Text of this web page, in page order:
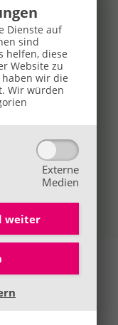
Dienste auf
sind
helfen, diese
Website zu
wir die
Wir würden
Externe
Medien
weiter
Gutscheine,
Mail erhalten.
Daten laut